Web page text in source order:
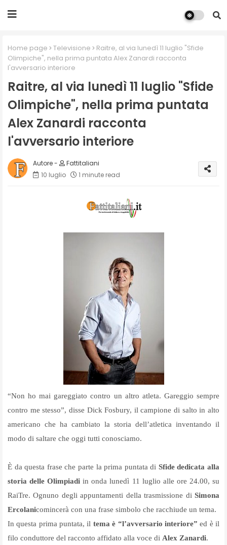
Home page Televisione
Raitre, al via lunedì 11 luglio "Sfide
Olimpiche", nella prima puntata Alex Zanardi racconta
l'avversario interiore
Raitre, al via lunedì 11 luglio "Sfide
Olimpiche", nella prima puntata
Alex Zanardi racconta
l'avversario interiore
Fattitaliani
10 luglio
1 minute read
“Non ho mai gareggiato contro un altro atleta. Gareggio sempre
contro me stesso”, disse Dick Fosbury, il campione di salto in alto
americano che ha cambiato la storia dell’atletica inventando il
modo di saltare che oggi tutti conosciamo.
È da questa frase che parte la prima puntata di Sfide dedicata alla
storia delle Olimpiadi in onda lunedì 11 luglio alle ore 24.00, su
RaiTre. Ognuno degli appuntamenti della trasmissione di Simona
Ercolanicomincerà con una frase simbolo che racchiude un tema.
In questa prima puntata, il tema è “l’avversario interiore” ed è il
filo conduttore del racconto affidato alla voce di Alex Zanardi.